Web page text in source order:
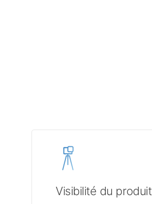
Visibilité du produit